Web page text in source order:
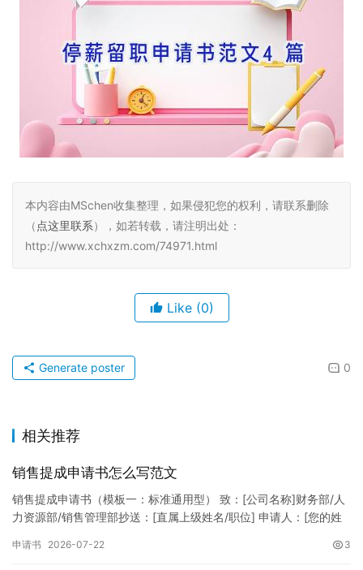
本内容由MSchen收集整理，如果侵犯您的权利，请联系删除
（ 点这里联系），如若转载，请注明出处：
http://www.xchxzm.com/74971.html
Like (0)
0
Generate poster
相关推荐
销售提成申请书怎么写范文
销售提成申请书（模板一：标准通用型） 致：[公司名称]财务部/人
力资源部/销售管理部抄送：[直属上级姓名/职位] 申请人：[您的姓
申请书 2026-07-22 3